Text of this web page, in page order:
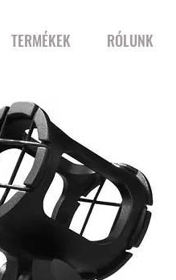
TERMÉKEK RÓLUNK